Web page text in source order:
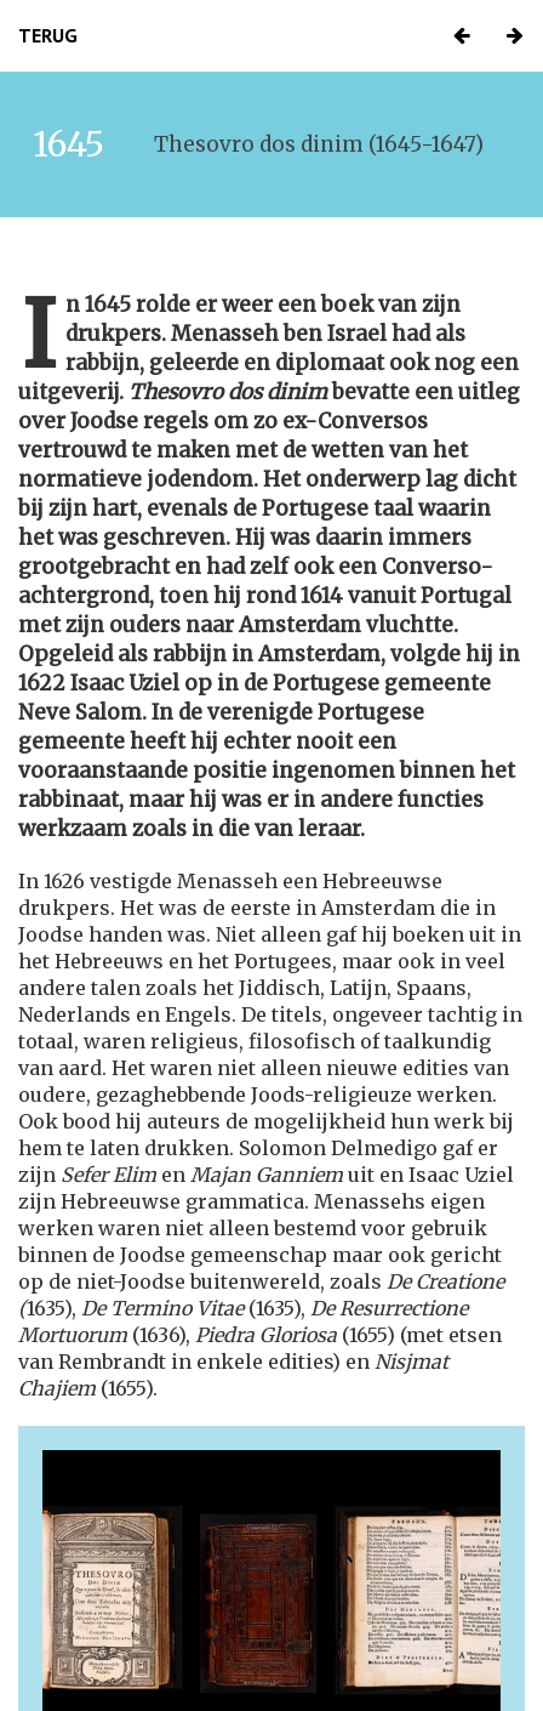
TERUG
1645 Thesovro dos dinim (1645-1647)
I n 1645 rolde er weer een boek van zijn
drukpers. Menasseh ben Israel had als
rabbijn, geleerde en diplomaat ook nog een
uitgeverij. Thesovro dos dinimbevatte een uitleg
over Joodse regels om zo ex-Conversos
vertrouwd te maken met de wetten van het
normatieve jodendom. Het onderwerp lag dicht
bij zijn hart, evenals de Portugese taal waarin
het was geschreven. Hij was daarin immers
grootgebracht en had zelf ook een Converso-
achtergrond, toen hij rond 1614 vanuit Portugal
met zijn ouders naar Amsterdam vluchtte.
Opgeleid als rabbijn in Amsterdam, volgde hij in
1622 Isaac Uziel op in de Portugese gemeente
Neve Salom. In de verenigde Portugese
gemeente heeft hij echter nooit een
vooraanstaande positie ingenomen binnen het
rabbinaat, maar hij was er in andere functies
werkzaam zoals in die van leraar.
In 1626 vestigde Menasseh een Hebreeuwse
drukpers. Het was de eerste in Amsterdam die in
Joodse handen was. Niet alleen gaf hij boeken uit in
het Hebreeuws en het Portugees, maar ook in veel
andere talen zoals het Jiddisch, Latijn, Spaans,
Nederlands en Engels. De titels, ongeveer tachtig in
totaal, waren religieus, filosofisch of taalkundig
van aard. Het waren niet alleen nieuwe edities van
oudere, gezaghebbende Joods-religieuze werken.
Ook bood hij auteurs de mogelijkheid hun werk bij
hem te laten drukken. Solomon Delmedigo gaf er
zijn Sefer Elim en Majan Ganniem uit en Isaac Uziel
zijn Hebreeuwse grammatica. Menassehs eigen
werken waren niet alleen bestemd voor gebruik
binnen de Joodse gemeenschap maar ook gericht
op de niet-Joodse buitenwereld, zoals De Creatione
(1635), De Termino Vitae(1635), De Resurrectione
Mortuorum (1636), Piedra Gloriosa (1655) (met etsen
van Rembrandt in enkele edities) en Nisjmat
Chajiem (1655).